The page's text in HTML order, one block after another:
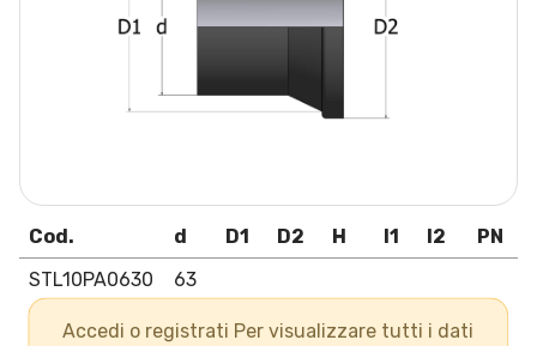
Cod. d D1 D2 H l1 l2 PN
STL10PA0630
63
STL10PA0750
75
Accedi o registrati Per visualizzare tutti i dati